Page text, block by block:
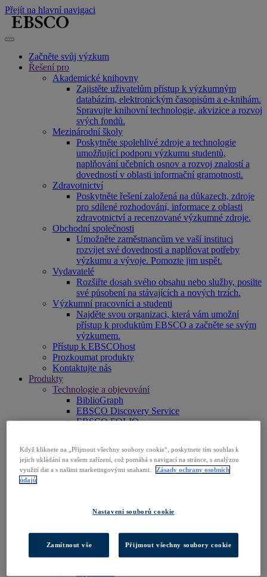
Přejít na hlavní navigaci
Začněte svůj výzkum
Řešení pro
Akademické knihovny
Zajistěte uživatelům přístup k výzkumným
databázím, elektronickým časopisům a e-knihám.
Spravujte knihovní technologie, akvizice a rozvoj
svých fondů.
Mezinárodní školy
Poskytněte spolehlivé zdroje a technologie
umožňující podporu výzkumu studentů,
naplňování učebních osnov a rozvoj znalostí a
dovedností v oblasti informační gramotnosti.
Zdravotnictví
Poskytněte řešení založená na důkazech, zdroje
pro sdílené rozhodování, informace z oblasti
zdravotnictví a recenzované výzkumné zdroje.
Obchodní společnosti
Umožněte zaměstnancům ve vaší instituci
rozvíjet své dovednosti a naplňovat potřeby
výzkumu a vývoje. Pomozte jim uspět.
Vydavatelé
Rozšiřte dosah svého obsahu nebo služby, posilte
své působení na stávajících a nových trzích.
Výzkumní pracovníci a studenti
Najděte svou organizaci, která vám umožní
přístup k produktům EBSCO a začněte se svým
výzkumem.
Přístup k EBSCOhost
Prozkoumat produkty
Kontaktujte nás
Produkty
Technologie a objevování
BiblioGraph
EBSCO Discovery Service
EBSCO FOLIO
Výzkumná platforma EBSCOhost
Explora
Full Text Finder
Stacks
Databáze a archivy
Odborné databáze
Klinická řešení
Když kliknete na „Přijmout všechny soubory cookie“, poskytnete tím souhlas k
jejich ukládání na vašem zařízení, což pomáhá s navigací na stránce, s analýzou
využití dat a s našimi marketingovými snahami.
Zásady ochrany osobních
údajů
Nastavení souborů cookie
Zamítnout vše Přijmout všechny soubory cookie